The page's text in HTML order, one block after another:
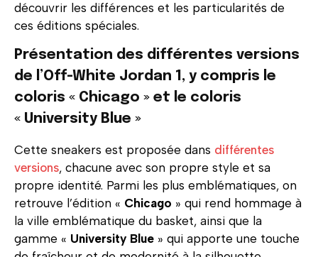
découvrir les différences et les particularités de
ces éditions spéciales.
Présentation des différentes versions
de l’Off-White Jordan 1, y compris le
coloris « Chicago » et le coloris
« University Blue »
Cette sneakers est proposée dans différentes
versions, chacune avec son propre style et sa
propre identité. Parmi les plus emblématiques, on
retrouve l’édition « Chicago » qui rend hommage à
la ville emblématique du basket, ainsi que la
gamme « University Blue » qui apporte une touche